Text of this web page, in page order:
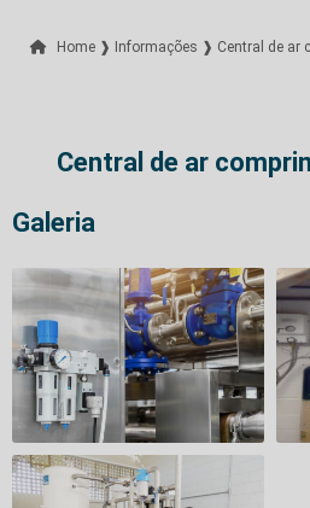
Home ❱ Informações ❱ Central de ar
Central de ar
Galeria